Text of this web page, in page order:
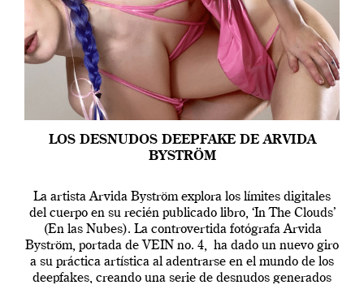
LOS DESNUDOS DEEPFAKE DE ARVIDA
BYSTRÖM
La artista Arvida Byström explora los límites digitales
del cuerpo en su recién publicado libro, ‘In The Clouds’
(En las Nubes). La controvertida fotógrafa Arvida
Byström, portada de VEIN no. 4, ha dado un nuevo giro
a su práctica artística al adentrarse en el mundo de los
deepfakes, creando una serie de desnudos generados